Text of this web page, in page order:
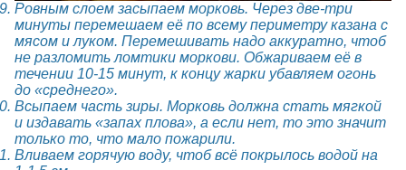
Ровным слоем засыпаем морковь. Через две-три
минуты перемешаем её по всему периметру казана с
мясом и луком. Перемешивать надо аккуратно, чтоб
не разломить ломтики моркови. Обжариваем её в
течении 10-15 минут, к концу жарки убавляем огонь
до «среднего».
Всыпаем часть зиры. Морковь должна стать мягкой
и издавать «запах плова», а если нет, то это значит
только то, что мало пожарили.
Вливаем горячую воду, чтоб всё покрылось водой на